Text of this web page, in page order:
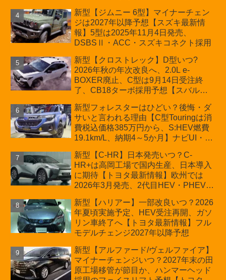
プが争点【スズキ最新情報】特別仕様
車「ZC33S Final Edition」終了
新型【ジムニー 6型】マイナーチェン
ジは2027年以降予想【スズキ最新情
報】5型は2025年11月4日発売、
DSBSⅡ・ACC・スズキコネクト採用
新型【クロストレック】D型いつ?
2026年秋の年次改良へ、2.0L e-
BOXER廃止、C型は9月14日受注終
了、CB18ターボ採用予想【スバル最
新型フォレスターはひどい？後悔・ダ
サいと言われる理由【C型Touringは消
費税込価格385万円から、S:HEV燃費
19.1km/L、納期4～5か月】ナビUI・冬
カーオブザイヤーとJNCAP大賞受賞後
も残る注意点
新型【C-HR】日本発売いつ？C-
HR+は高岡工場で国内生産、日本導入
に期待【トヨタ最新情報】欧州では
2026年3月発売、2代目HEV・PHEVは
新型【ハリアー】一部改良いつ？2026
年夏頃実施予定、HEV受注再開、ガソ
リン車終了へ【トヨタ最新情報】フル
モデルチェンジ2027年以降予想
新型【アルファード/ヴェルファイア】
マイナーチェンジいつ？2027年末の田
原工場移管が節目か、ハンマーヘッド